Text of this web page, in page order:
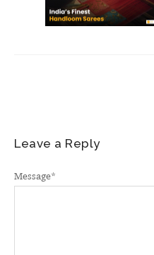
Leave a Reply
Message*